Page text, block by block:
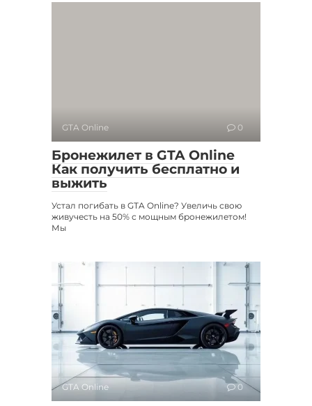
GTA Online 0
Бронежилет в GTA Online
Как получить бесплатно и
выжить
Устал погибать в GTA Online? Увеличь свою
живучесть на 50% с мощным бронежилетом!
Мы
GTA Online 0